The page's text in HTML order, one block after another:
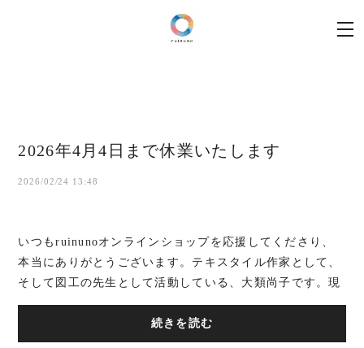
2026年4月4日まで休業いたします
2026/02/24 13:48
いつもruinunoオンラインショップを応援してくださり、
本当にありがとうございます。テキスタイル作家として、
そして図工の先生として活動している、大類尚子です。現
在、年度末という節目の時期を迎えています。...
続きを読む